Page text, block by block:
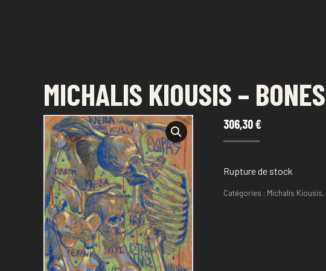
MICHALIS KIOUSIS –
306,30€
Rupture de stock
Catégories : Michalis Kiousis,